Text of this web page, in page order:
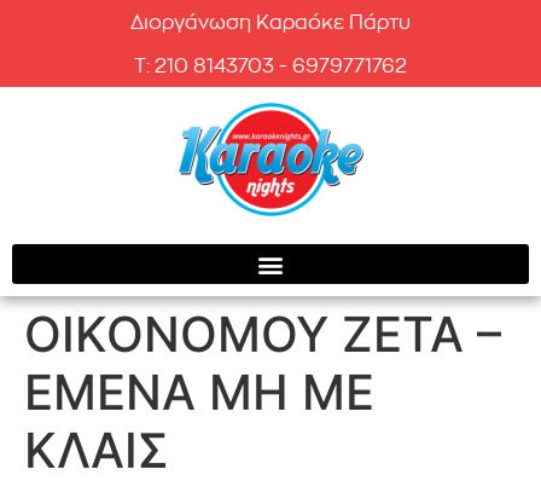
Διοργάνωση Καραόκε Πάρτυ
T: 210 8143703 - 6979771762
ΟΙΚΟΝΟΜΟΥ ΖΕΤΑ –
ΕΜΕΝΑ ΜΗ ΜΕ
ΚΛΑΙΣ